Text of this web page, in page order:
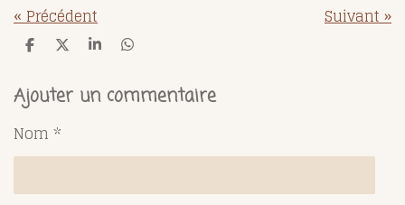
«Précédent Suivant»
P
t
a
e
r
P
t
a
r
P
t
a
r
P
t
a
r
Ajouter un commentaire
Nom *